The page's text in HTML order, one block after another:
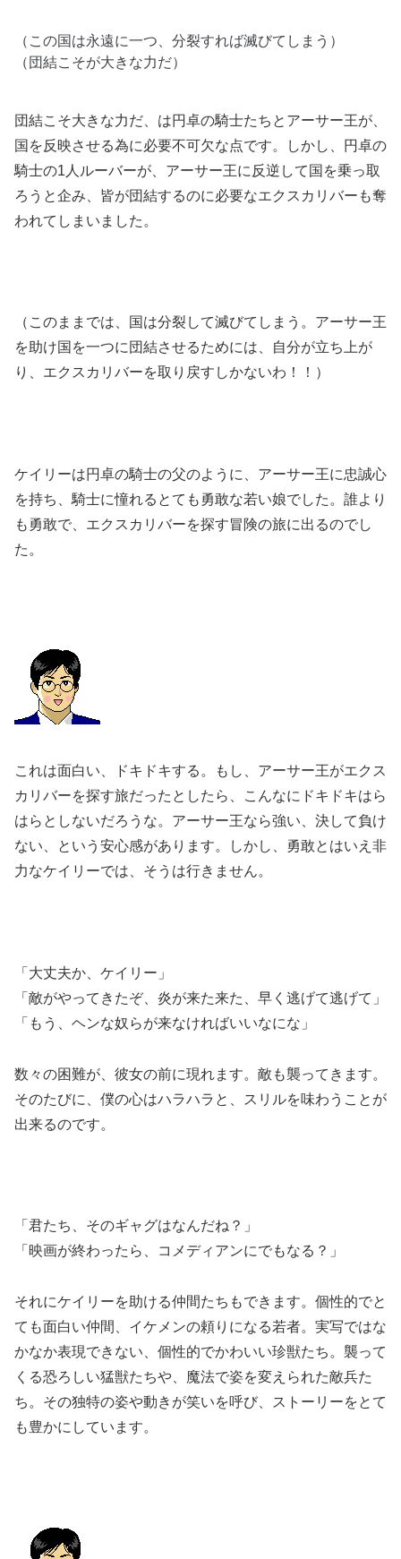
（この国は永遠に一つ、分裂すれば滅びてしまう）
（団結こそが大きな力だ）
団結こそ大きな力だ、は円卓の騎士たちとアーサー王が、
国を反映させる為に必要不可欠な点です。しかし、円卓の
騎士の1人ルーバーが、アーサー王に反逆して国を乗っ取
ろうと企み、皆が団結するのに必要なエクスカリバーも奪
われてしまいました。
（このままでは、国は分裂して滅びてしまう。アーサー王
を助け国を一つに団結させるためには、自分が立ち上が
り、エクスカリバーを取り戻すしかないわ！！）
ケイリーは円卓の騎士の父のように、アーサー王に忠誠心
を持ち、騎士に憧れるとても勇敢な若い娘でした。誰より
も勇敢で、エクスカリバーを探す冒険の旅に出るのでし
た。
これは面白い、ドキドキする。もし、アーサー王がエクス
カリバーを探す旅だったとしたら、こんなにドキドキはら
はらとしないだろうな。アーサー王なら強い、決して負け
ない、という安心感があります。しかし、勇敢とはいえ非
力なケイリーでは、そうは行きません。
「大丈夫か、ケイリー」
「敵がやってきたぞ、炎が来た来た、早く逃げて逃げて」
「もう、ヘンな奴らが来なければいいなにな」
数々の困難が、彼女の前に現れます。敵も襲ってきます。
そのたびに、僕の心はハラハラと、スリルを味わうことが
出来るのです。
「君たち、そのギャグはなんだね？」
「映画が終わったら、コメディアンにでもなる？」
それにケイリーを助ける仲間たちもできます。個性的でと
ても面白い仲間、イケメンの頼りになる若者。実写ではな
かなか表現できない、個性的でかわいい珍獣たち。襲って
くる恐ろしい猛獣たちや、魔法で姿を変えられた敵兵た
ち。その独特の姿や動きが笑いを呼び、ストーリーをとて
も豊かにしています。